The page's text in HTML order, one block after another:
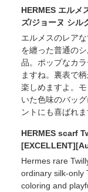
HERMES エルメ
ズ/ジョーヌ シル
エルメスのレア
を纏った普通の
品。ポップなカ
ますね。裏表で
楽しめますよ。
いた色味のバッ
ントにも喜ばれま
HERMES scarf
Hermes rare
ordinary silk-only
coloring and